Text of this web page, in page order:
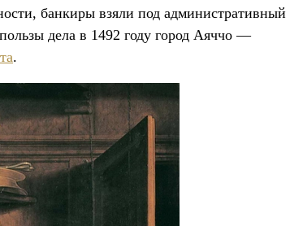
банкиры взяли под административный
дела в 1492 году город Аяччо —
.